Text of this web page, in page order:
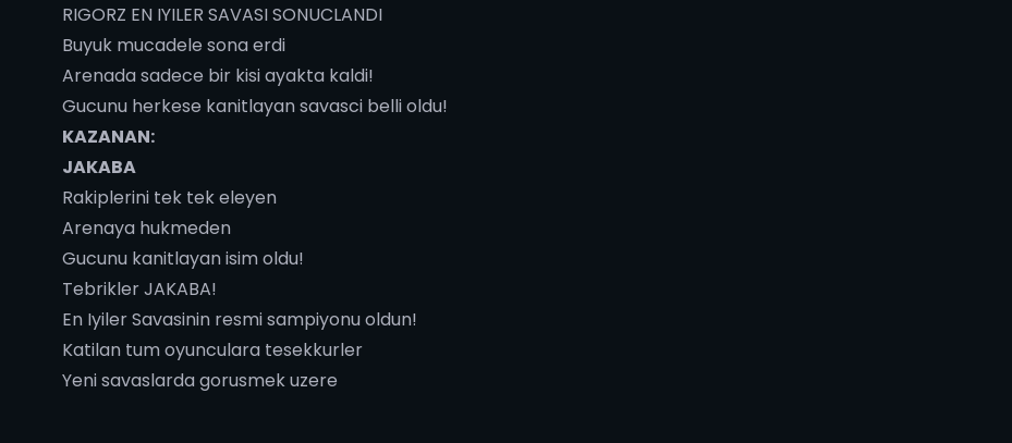
RIGORZ EN IYILER SAVASI SONUCLANDI
Buyuk mucadele sona erdi
Arenada sadece bir kisi ayakta kaldi!
Gucunu herkese kanitlayan savasci belli oldu!
KAZANAN:
JAKABA
Rakiplerini tek tek eleyen
Arenaya hukmeden
Gucunu kanitlayan isim oldu!
Tebrikler JAKABA!
En Iyiler Savasinin resmi sampiyonu oldun!
Katilan tum oyunculara tesekkurler
Yeni savaslarda gorusmek uzere